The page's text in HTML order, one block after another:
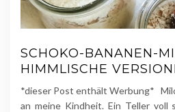
SCHOKO-BANANEN-
HIMMLISCHE
*dieser Post enthält Werbung*
an meine Kindheit. Ein Teller voll